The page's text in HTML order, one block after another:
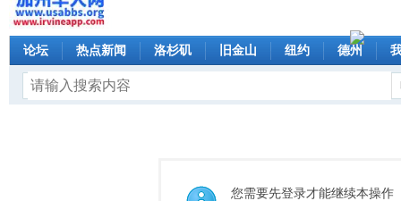
论坛 热点新闻 洛杉矶 旧金山 纽约 德州
您需要先登录才能继续本操作